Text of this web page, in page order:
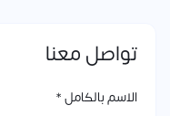
تواصل معنا
الاسم بالكامل *